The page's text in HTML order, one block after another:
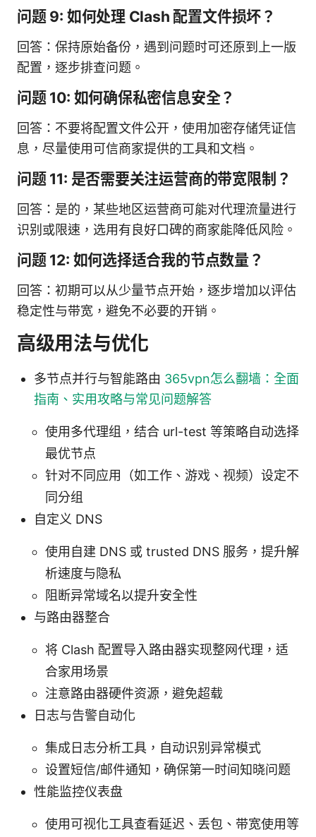
问题 9: 如何处理 Clash 配置文件损坏？
回答：保持原始备份，遇到问题时可还原到上一版
配置，逐步排查问题。
问题 10: 如何确保私密信息安全？
回答：不要将配置文件公开，使用加密存储凭证信
息，尽量使用可信商家提供的工具和文档。
问题 11: 是否需要关注运营商的带宽限制？
回答：是的，某些地区运营商可能对代理流量进行
识别或限速，选用有良好口碑的商家能降低风险。
问题 12: 如何选择适合我的节点数量？
回答：初期可以从少量节点开始，逐步增加以评估
稳定性与带宽，避免不必要的开销。
高级用法与优化
多节点并行与智能路由 365vpn怎么翻墙：全面
指南、实用攻略与常见问题解答
使用多代理组，结合 url-test 等策略自动选择
最优节点
针对不同应用（如工作、游戏、视频）设定不
同分组
自定义 DNS
使用自建 DNS 或 trusted DNS 服务，提升解
析速度与隐私
阻断异常域名以提升安全性
与路由器整合
将 Clash 配置导入路由器实现整网代理，适
合家用场景
注意路由器硬件资源，避免超载
日志与告警自动化
集成日志分析工具，自动识别异常模式
设置短信/邮件通知，确保第一时间知晓问题
性能监控仪表盘
使用可视化工具查看延迟、丢包、带宽使用等